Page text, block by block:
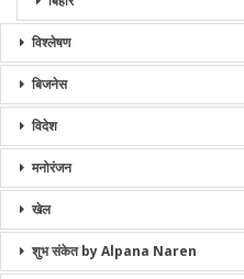
विश्लेषण
बिजनेस
विदेश
मनोरंजन
खेल
शुभ संकेत by Alpana Naren